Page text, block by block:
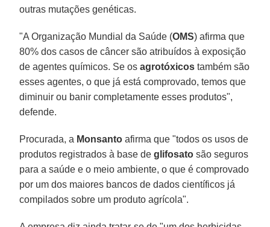
outras mutações genéticas.
"A Organização Mundial da Saúde (OMS) afirma que
80% dos casos de câncer são atribuídos à exposição
de agentes químicos. Se osagrotóxicos também são
esses agentes, o que já está comprovado, temos que
diminuir ou banir completamente esses produtos",
defende.
Procurada, a Monsanto afirma que "todos os usos de
produtos registrados à base deglifosato são seguros
para a saúde e o meio ambiente, o que é comprovado
por um dos maiores bancos de dados científicos já
compilados sobre um produto agrícola".